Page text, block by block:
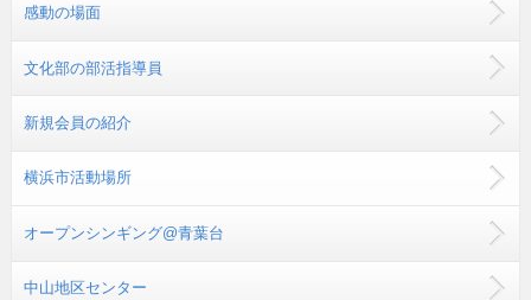
感動の場面
文化部の部活指導員
新規会員の紹介
横浜市活動場所
オープンシンギング@青葉台
中山地区センター